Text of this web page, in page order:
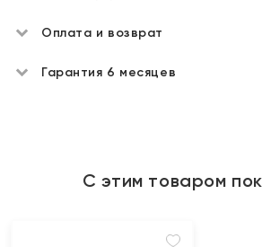
Оплата и возврат
Гарантия 6 месяцев
С этим товаром